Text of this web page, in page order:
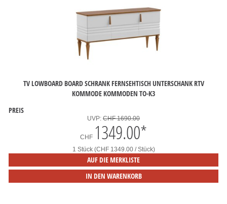
TV LOWBOARD BOARD SCHRANK FERNSEHTISCH UNTERSCHANK RTV
KOMMODE KOMMODEN TO-K3
PREIS
UVP: CHF 1690.00
CHF 1349.00*
1 Stück (CHF 1349.00 / Stück)
AUF DIE MERKLISTE
IN DEN WARENKORB